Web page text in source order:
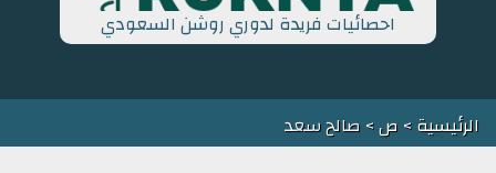
احصائيات فريدة لدوري روشن السعودي
الرئيسية> ص> صالح سعد